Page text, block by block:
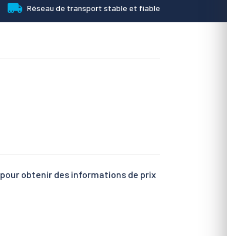
Réseau de transport stable et fiable
pour obtenir des informations de prix